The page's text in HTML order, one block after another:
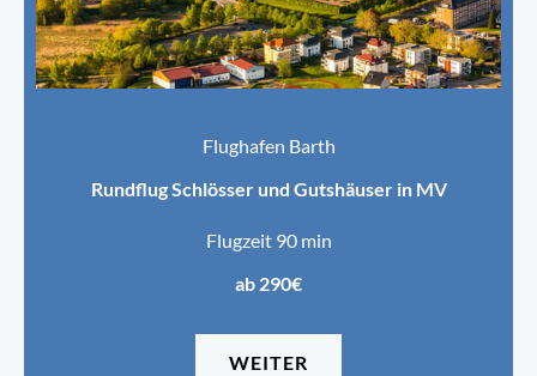
Flughafen Barth
Rundflug Schlösser und Gutshäuser in MV
Flugzeit 90 min
ab 290€
WEITER